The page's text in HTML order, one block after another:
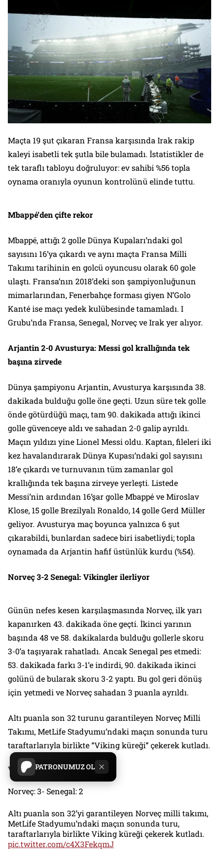
PATRONUMUZ OL
Maçta 19 şut çıkaran Fransa karşısında Irak rakip
kaleyi isabetli tek şutla bile bulamadı. İstatistikler de
tek taraflı tabloyu doğruluyor: ev sahibi %56 topla
oynama oranıyla oyunun kontrolünü elinde tuttu.
Mbappé’den çifte rekor
Mbappé, attığı 2 golle Dünya Kupaları’ndaki gol
sayısını 16’ya çıkardı ve aynı maçta Fransa Milli
Takımı tarihinin en golcü oyuncusu olarak 60 gole
ulaştı. Fransa’nın 2018’deki son şampiyonluğunun
mimarlarından, Fenerbahçe forması giyen N’Golo
Kanté ise maçı yedek kulübesinde tamamladı. I
Grubu’nda Fransa, Senegal, Norveç ve Irak yer alıyor.
Arjantin 2-0 Avusturya: Messi gol krallığında tek
başına zirvede
Dünya şampiyonu Arjantin, Avusturya karşısında 38.
dakikada bulduğu golle öne geçti. Uzun süre tek golle
önde götürdüğü maçı, tam 90. dakikada attığı ikinci
golle güvenceye aldı ve sahadan 2-0 galip ayrıldı.
Maçın yıldızı yine Lionel Messi oldu. Kaptan, fileleri iki
kez havalandırarak Dünya Kupası’ndaki gol sayısını
18’e çıkardı ve turnuvanın tüm zamanlar gol
krallığında tek başına zirveye yerleşti. Listede
Messi’nin ardından 16’şar golle Mbappé ve Miroslav
Klose, 15 golle Brezilyalı Ronaldo, 14 golle Gerd Müller
geliyor. Avusturya maç boyunca yalnızca 6 şut
çıkarabildi, bunlardan sadece biri isabetliydi; topla
oynamada da Arjantin hafif üstünlük kurdu (%54).
Norveç 3-2 Senegal: Vikingler ilerliyor
Günün nefes kesen karşılaşmasında Norveç, ilk yarı
kapanırken 43. dakikada öne geçti. İkinci yarının
başında 48 ve 58. dakikalarda bulduğu gollerle skoru
3-0’a taşıyarak rahatladı. Ancak Senegal pes etmedi:
53. dakikada farkı 3-1’e indirdi, 90. dakikada ikinci
golünü de bularak skoru 3-2 yaptı. Bu gol geri dönüş
için yetmedi ve Norveç sahadan 3 puanla ayrıldı.
Altı puanla son 32 turunu garantileyen Norveç Milli
Takımı, MetLife Stadyumu’ndaki maçın sonunda turu
taraftarlarıyla birlikte “Viking küreği” çekerek kutladı.
Vikingler ilerliyor…
Norveç: 3- Senegal: 2
Altı puanla son 32’yi garantileyen Norveç milli takımı,
MetLife Stadyumu’ndaki maçın sonunda turu,
taraftarlarıyla birlikte Viking küreği çekerek kutladı.
pic.twitter.com/c4X3FekqmJ